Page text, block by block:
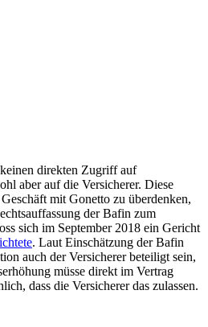
direkten Zugriff auf
aber auf die Versicherer. Diese
mit Gonetto zu überdenken,
der Bafin zum
sich im September 2018 ein Gericht
. Laut Einschätzung der Bafin
auch der Versicherer beteiligt sein,
müsse direkt im Vertrag
dass die Versicherer das zulassen.